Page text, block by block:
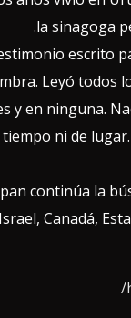
la sinagoga
escrito
Leyó todos
y en ninguna.
ni de
continúa la
Canadá,